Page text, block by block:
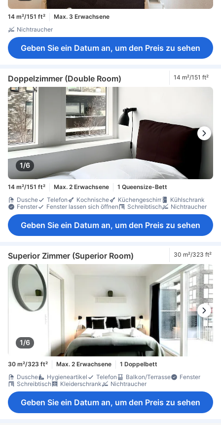
14 m²/151 ft²
Max. 3 Erwachsene
Nichtraucher
Geben Sie ein Datum an, um den Preis zu sehen
Doppelzimmer (Double Room) 14 m²/151 ft²
1/6
14 m²/151 ft² Max. 2 Erwachsene
1 Queensize-Bett
Dusche
Telefon Kochnische Küchengeschirr
Kühlschrank
Fenster
Fenster lassen sich öffnen Schreibtisch Nichtraucher
Geben Sie ein Datum an, um den Preis zu sehen
Superior Zimmer (Superior Room) 30 m²/323 ft²
1/6
30 m²/323 ft² Max. 2 Erwachsene
1 Doppelbett
Dusche
Hygieneartikel Telefon Balkon/Terrasse
Fenster
Schreibtisch
Kleiderschrank Nichtraucher
Geben Sie ein Datum an, um den Preis zu sehen